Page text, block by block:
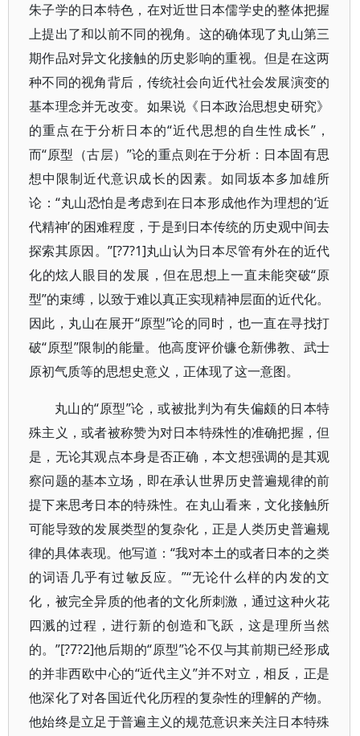
朱子学的日本特色，在对近世日本儒学史的整体把握
上提出了和以前不同的视角。这的确体现了丸山第三
期作品对异文化接触的历史影响的重视。但是在这两
种不同的视角背后，传统社会向近代社会发展演变的
基本理念并无改变。如果说《日本政治思想史研究》
的重点在于分析日本的“近代思想的自生性成长”，
而“原型（古层）”论的重点则在于分析：日本固有思
想中限制近代意识成长的因素。如同坂本多加雄所
论：“丸山恐怕是考虑到在日本形成他作为理想的‘近
代精神’的困难程度，于是到日本传统的历史观中间去
探索其原因。”[?7?1]丸山认为日本尽管有外在的近代
化的炫人眼目的发展，但在思想上一直未能突破“原
型”的束缚，以致于难以真正实现精神层面的近代化。
因此，丸山在展开“原型”论的同时，也一直在寻找打
破“原型”限制的能量。他高度评价镰仓新佛教、武士
原初气质等的思想史意义，正体现了这一意图。
丸山的“原型”论，或被批判为有失偏颇的日本特
殊主义，或者被称赞为对日本特殊性的准确把握，但
是，无论其观点本身是否正确，本文想强调的是其观
察问题的基本立场，即在承认世界历史普遍规律的前
提下来思考日本的特殊性。在丸山看来，文化接触所
可能导致的发展类型的复杂化，正是人类历史普遍规
律的具体表现。他写道：“我对本土的或者日本的之类
的词语几乎有过敏反应。”“无论什么样的内发的文
化，被完全异质的他者的文化所刺激，通过这种火花
四溅的过程，进行新的创造和飞跃，这是理所当然
的。”[?7?2]他后期的“原型”论不仅与其前期已经形成
的并非西欧中心的“近代主义”并不对立，相反，正是
他深化了对各国近代化历程的复杂性的理解的产物。
他始终是立足于普遍主义的规范意识来关注日本特殊